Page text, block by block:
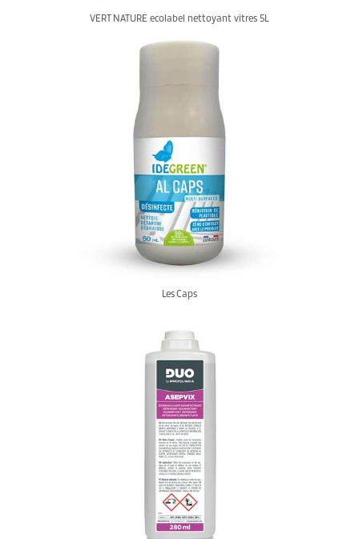
VERT NATURE ecolabel nettoyant vitres 5L
Les Caps